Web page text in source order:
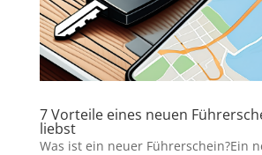
7 Vorteile eines neuen
liebst
Was ist ein neuer Führerschein?Ein